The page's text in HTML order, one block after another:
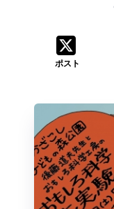
ポスト